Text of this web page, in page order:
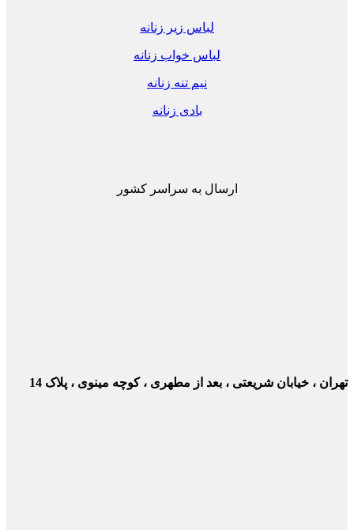
لباس زیر زنانه
لباس خواب زنانه
نیم تنه زنانه
بادی زنانه
ارسال به سراسر کشور
، خیابان شریعتی ، بعد از مطهری ، کوچه مینوی ، پلاک 14